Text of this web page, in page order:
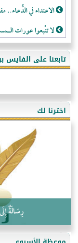
الاعتداء في الدُّعاء..
لا تتَّبعوا عورات
فقه النَّصيحة عند
لَا عِزَّةَ إِلَّا بِالإِسْلَامِ
هذه سبيلنا فماذا
أُسُـسُ بَـيْـتِ الـمُسْـلِمِ
التَّعْلِيمُ القُرْآنِي
كلمة إلى إخواني
تابعنا على الفايس
اخترنا لك
رِسَالَةٌ